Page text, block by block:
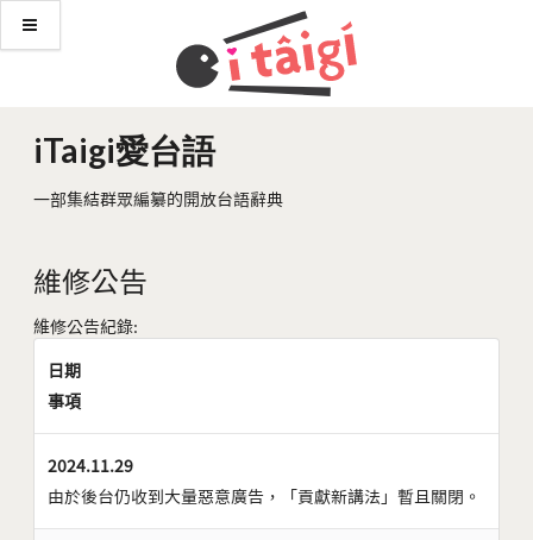
iTaigi愛台語
一部集結群眾編纂的開放台語辭典
維修公告
維修公告紀錄:
日期
事項
2024.11.29
由於後台仍收到大量惡意廣告，「貢獻新講法」暫且關閉。